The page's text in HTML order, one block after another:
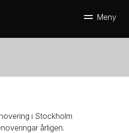
i Stockholm
årligen.